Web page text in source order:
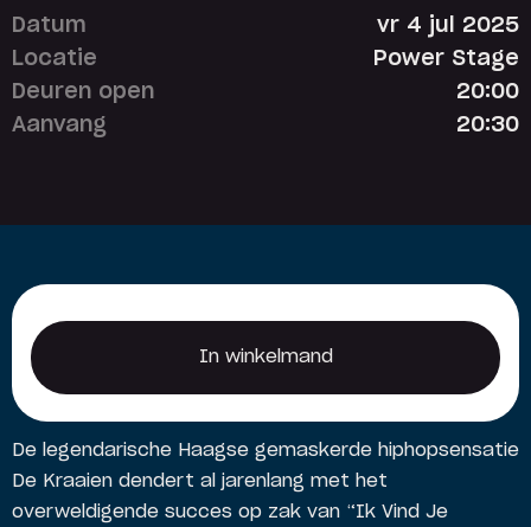
Datum
vr 4 jul 2025
Locatie
Power Stage
Deuren open
20:00
Aanvang
20:30
In winkelmand
In winkelmand
De legendarische Haagse gemaskerde hiphopsensatie
De Kraaien dendert al jarenlang met het
overweldigende succes op zak van “Ik Vind Je